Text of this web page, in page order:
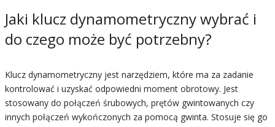
Jaki klucz dynamometryczny wybrać i
do czego może być potrzebny?
Klucz dynamometryczny jest narzędziem, które ma za zadanie
kontrolować i uzyskać odpowiedni moment obrotowy. Jest
stosowany do połączeń śrubowych, prętów gwintowanych czy
innych połączeń wykończonych za pomocą gwinta. Stosuje się go